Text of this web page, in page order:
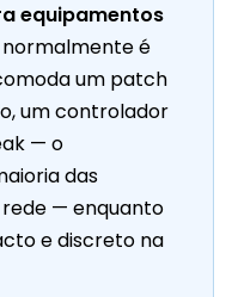
equipamentos
normalmente é
um patch
um controlador
— o
das
— enquanto
e discreto na